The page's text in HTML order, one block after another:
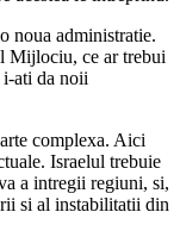
noua administratie.
Mijlociu, ce ar trebui
i-ati da noii
complexa. Aici
Israelul trebuie
a intregii regiuni, si,
si al instabilitatii din